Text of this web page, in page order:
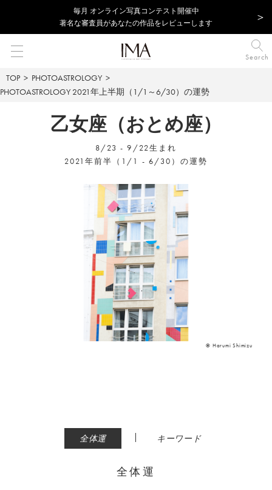
毎⽉ オンライン写真コンテスト開催中
著名な審査員があなたの作品をレビューします
Search
TOP
PHOTOASTROLOGY
PHOTOASTROLOGY 2021年上半期（1/1～6/30）の運勢
乙女座（おとめ座）
8/23 - 9/22生まれ
2021年前半（1/1 - 6/30）の運勢
© Harumi Shimizu
全体運 | キーワード
全体運